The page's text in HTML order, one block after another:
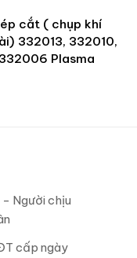
cắt ( chụp khí
332013, 332010,
332006 Plasma
- Người chịu
cấp ngày